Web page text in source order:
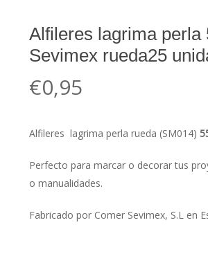
Alfileres lagrima perla
Sevimex rueda25
€0,95
Alfileres lagrima perla rueda (SM014)
Perfecto para marcar o decorar tus
o manualidades.
Fabricado por Comer Sevimex, S.L en